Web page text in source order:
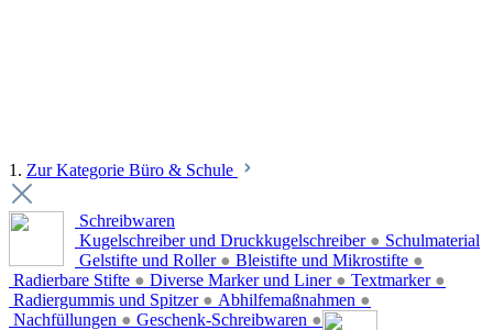
1. Zur Kategorie Büro & Schule
Schreibwaren
Kugelschreiber und Druckkugelschreiber ●
Gelstifte und Roller ● Bleistifte und Mikrostifte ●
Radierbare Stifte ● Diverse Marker und Liner ● Textmarker ●
Radiergummis und Spitzer ● Abhilfemaßnahmen ●
Nachfüllungen ● Geschenk-Schreibwaren ●
Schulmaterial